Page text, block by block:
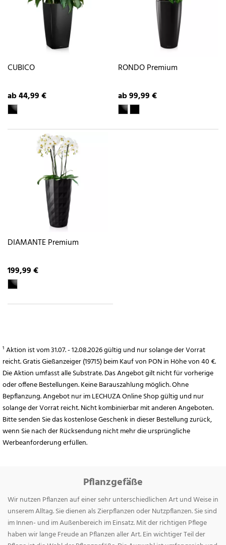
CUBICO
ab 44,99 €
RONDO Premium
ab 99,99 €
DIAMANTE Premium
199,99 €
¹ Aktion ist vom 31.07. - 12.08.2026 gültig und nur solange der Vorrat
reicht. Gratis Gießanzeiger (19715) beim Kauf von PON in Höhe von 40 €.
Die Aktion umfasst alle Substrate. Das Angebot gilt nicht für vorherige
oder offene Bestellungen. Keine Barauszahlung möglich. Ohne
Bepflanzung. Angebot nur im LECHUZA Online Shop gültig und nur
solange der Vorrat reicht. Nicht kombinierbar mit anderen Angeboten.
Bitte senden Sie das kostenlose Geschenk in dieser Bestellung zurück,
wenn Sie nach der Rücksendung nicht mehr die ursprüngliche
Werbeanforderung erfüllen.
Pflanzgefäße
Wir nutzen Pflanzen auf einer sehr unterschiedlichen Art und Weise in
unserem Alltag. Sie dienen als Zierpflanzen oder Nutzpflanzen. Sie sind
im Innen- und im Außenbereich im Einsatz. Mit der richtigen Pflege
haben wir lange Freude an Pflanzen aller Art. Ein wichtiger Teil der